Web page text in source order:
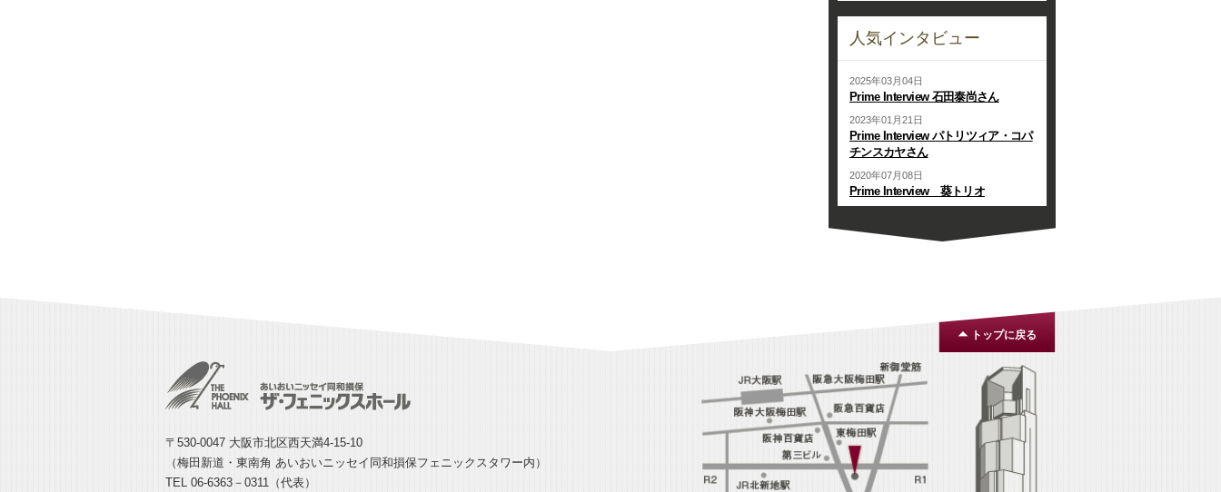
人気インタビュー
2025年03月04日
Prime Interview 石田泰尚さん
2023年01月21日
Prime Interview パトリツィア・コパ
チンスカヤさん
2020年07月08日
Prime Interview 葵トリオ
トップに戻る
〒530-0047 大阪市北区西天満4-15-10
（梅田新道・東南角 あいおいニッセイ同和損保フェニックスタワー内）
TEL 06-6363－0311（代表）